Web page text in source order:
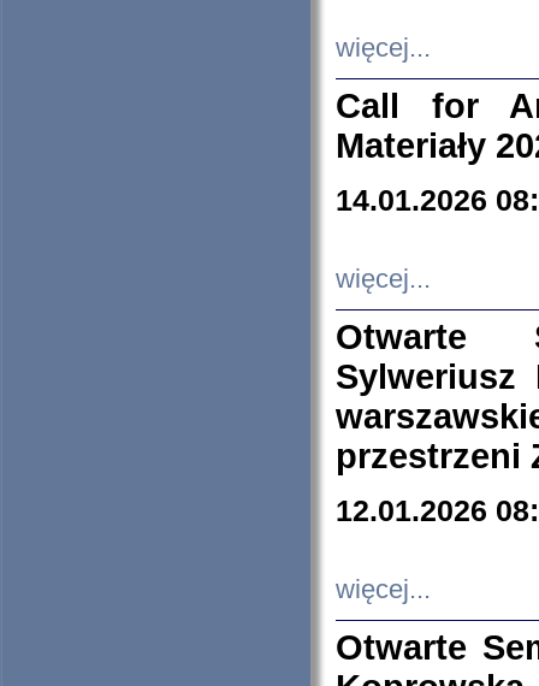
więcej...
Call for
Materiały
14.01.2026
więcej...
Otwarte
Sylweriusz
przestrzeni
12.01.2026
więcej...
Otwarte